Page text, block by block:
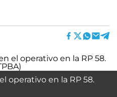
operativo en la RP 58.